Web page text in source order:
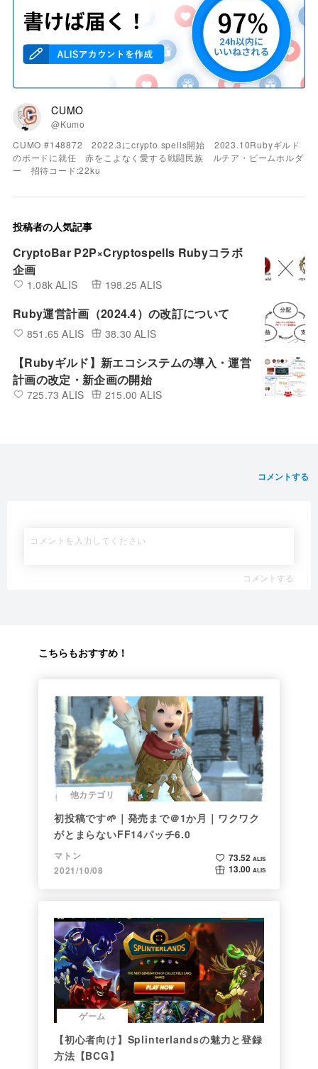
CUMO
@Kumo
CUMO #148872 2022.3にcrypto spells開始 2023.10Rubyギルド
のボードに就任 赤をこよなく愛する戦闘民族 ルチア・ピームホルダ
ー 招待コード:22ku
投稿者の人気記事
CryptoBar P2P×Cryptospells Rubyコラボ
企画
1.08k ALIS 198.25 ALIS
Ruby運営計画（2024.4）の改訂について
851.65 ALIS 38.30 ALIS
【Rubyギルド】新エコシステムの導入・運営
計画の改定・新企画の開始
725.73 ALIS 215.00 ALIS
コメントする
コメントする
こちらもおすすめ！
他カテゴリ
初投稿です🌱｜発売まで＠1か月｜ワクワク
がとまらないFF14パッチ6.0
マトン
2021/10/08
73.52 ALIS
13.00 ALIS
ゲーム
【初心者向け】Splinterlandsの魅力と登録
方法【BCG】